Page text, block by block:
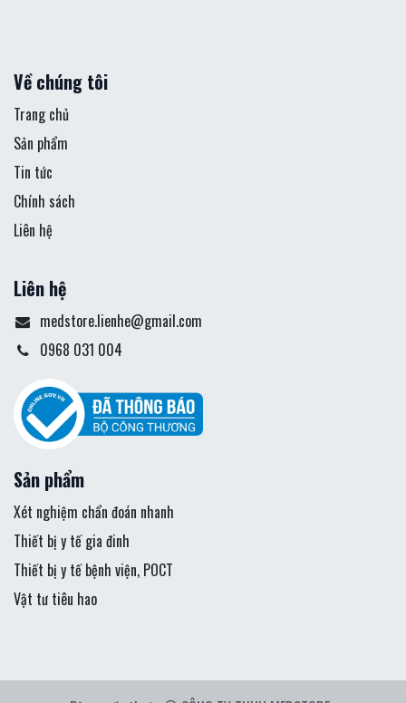
Về chúng tôi
Trang chủ
Sản phẩm
Tin tức
Chính sách
Liên hệ
Liên hệ
medstore.lienhe@gmail.com
0968 031 004
Sản phẩm
Xét nghiệm chẩn đoán nhanh
Thiết bị y tế gia đinh
Thiết bị y tế bệnh viện, POCT
Vật tư tiêu hao